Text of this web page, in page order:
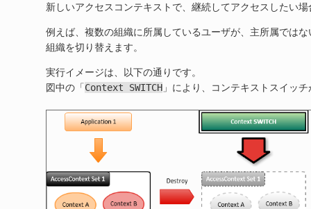
新しいアクセスコンテキストで、継続してアクセスしたい
例えば、複数の組織に所属しているユーザが、主所属では
組織を切り替えます。
実行イメージは、以下の通りです。
図中の「Context SWITCH」により、コンテキストスイッ